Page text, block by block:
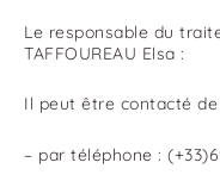
Le responsable du
TAFFOUREAU Elsa :
Il peut être contacté
– par téléphone :